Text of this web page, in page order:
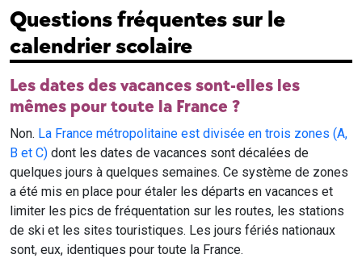
Questions fréquentes sur le
calendrier scolaire
Les dates des vacances sont-elles les
mêmes pour toute la France ?
Non. La France métropolitaine est divisée en trois zones (A,
B et C) dont les dates de vacances sont décalées de
quelques jours à quelques semaines. Ce système de zones
a été mis en place pour étaler les départs en vacances et
limiter les pics de fréquentation sur les routes, les stations
de ski et les sites touristiques. Les jours fériés nationaux
sont, eux, identiques pour toute la France.